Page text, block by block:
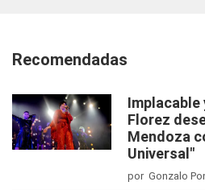
Recomendadas
Implacable
Florez
Mendoza
Universal"
por Gonzalo